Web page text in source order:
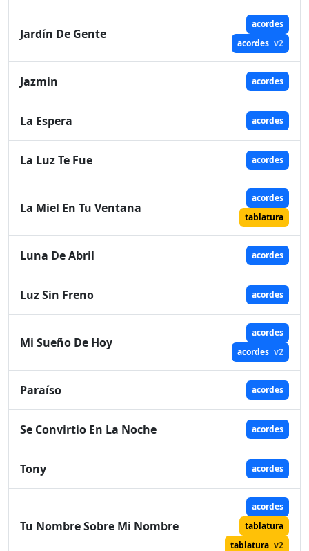
Jardín De Gente
acordes
acordes v2
Jazmin acordes
La Espera acordes
La Luz Te Fue acordes
La Miel En Tu Ventana
acordes
tablatura
Luna De Abril acordes
Luz Sin Freno acordes
Mi Sueño De Hoy
acordes
acordes v2
Paraíso acordes
Se Convirtio En La Noche acordes
Tony acordes
Tu Nombre Sobre Mi Nombre
acordes
tablatura
tablatura v2